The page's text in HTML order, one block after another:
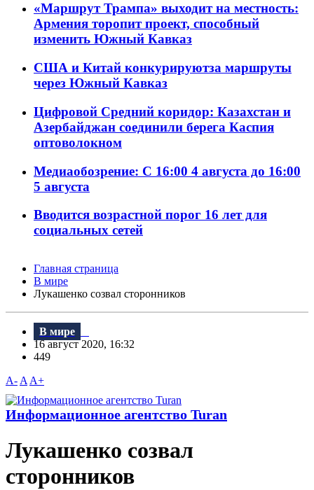
«Маршрут Трампа» выходит на местность:
Армения торопит проект, способный
изменить Южный Кавказ
США и Китай конкурируютза маршруты
через Южный Кавказ
Цифровой Средний коридор: Казахстан и
Азербайджан соединили берега Каспия
оптоволокном
Медиаобозрение: С 16:00 4 августа до 16:00
5 августа
Вводится возрастной порог 16 лет для
социальных сетей
Главная страница
В мире
Лукашенко созвал сторонников
В мире
16 август 2020, 16:32
449
A- A A+
Информационное агентство Turan
Лукашенко созвал
сторонников